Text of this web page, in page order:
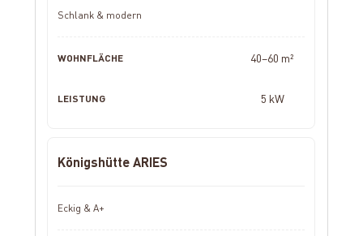
Schlank & modern
40–60 m²
5 kW
Königshütte ARIES
Eckig & A+